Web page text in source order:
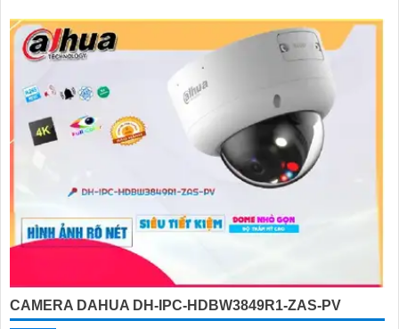
CAMERA DAHUA DH-IPC-HDBW3849R1-ZAS-PV